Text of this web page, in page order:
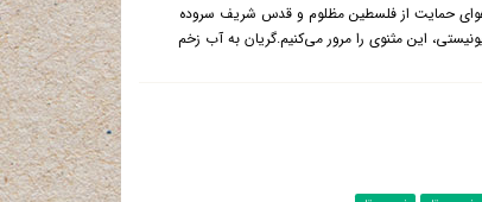
حمایت از فلسطین مظلوم و قدس شریف سروده
این مثنوی را مرور می‌کنیم.گریان به آب زخم